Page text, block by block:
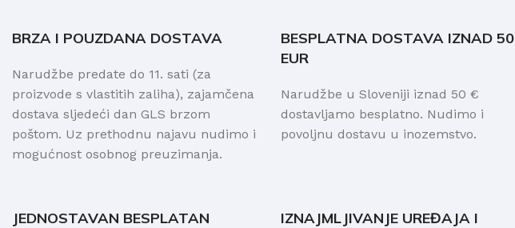
BRZA I POUZDANA DOSTAVA
Narudžbe predate do 11. sati (za
proizvode s vlastitih zaliha), zajamčena
dostava sljedeći dan GLS brzom
poštom. Uz prethodnu najavu nudimo i
mogućnost osobnog preuzimanja.
BESPLATNA DOSTAVA IZNAD 50
EUR
Narudžbe u Sloveniji iznad 50 €
dostavljamo besplatno. Nudimo i
povoljnu dostavu u inozemstvo.
JEDNOSTAVAN BESPLATAN
IZNAJMLJIVANJE UREĐAJA I